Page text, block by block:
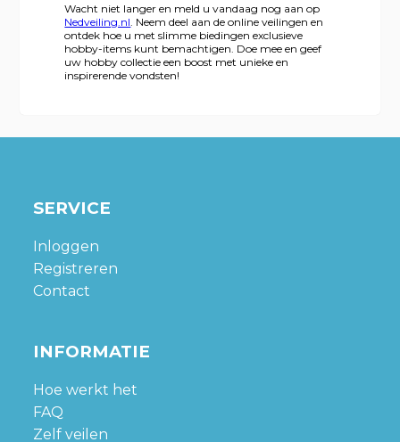
Wacht niet langer en meld u vandaag nog aan op
Nedveiling.nl . Neem deel aan de online veilingen en
ontdek hoe u met slimme biedingen exclusieve
hobby-items kunt bemachtigen. Doe mee en geef
uw hobby collectie een boost met unieke en
inspirerende vondsten!
SERVICE
Inloggen
Registreren
Contact
INFORMATIE
Hoe werkt het
FAQ
Zelf veilen